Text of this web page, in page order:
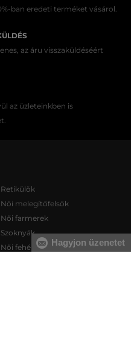
ban eredeti terméket vásárol.
az áru visszaküldéséért
az üzleteinkben is
Retikülök
Női melegítőfelsők
Női farmerek
Szoknyák
Női fehérneműkHagyjon üzenetet